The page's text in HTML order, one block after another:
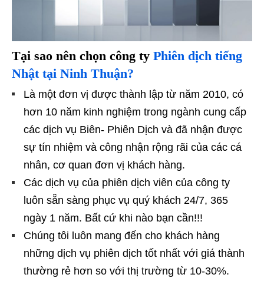
Tại sao nên chọn công ty Phiên dịch tiếng
Nhật tại Ninh Thuận?
Là một đơn vị được thành lập từ năm 2010, có
hơn 10 năm kinh nghiệm trong ngành cung cấp
các dịch vụ Biên- Phiên Dịch và đã nhận được
sự tín nhiệm và công nhận rộng rãi của các cá
nhân, cơ quan đơn vị khách hàng.
Các dịch vụ của phiên dịch viên của công ty
luôn sẵn sàng phục vụ quý khách 24/7, 365
ngày 1 năm. Bất cứ khi nào bạn cần!!!
Chúng tôi luôn mang đến cho khách hàng
những dịch vụ phiên dịch tốt nhất với giá thành
thường rẻ hơn so với thị trường từ 10-30%.